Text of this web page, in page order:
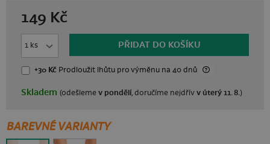
149 Kč
PŘIDAT DO KOŠÍKU
+30 Kč Prodloužit lhůtupro výměnu na 40 dnů
Skladem(odešlemev pondělí, doručíme nejdřívv úterý 11. 8.)
BAREVNÉ VARIANTY